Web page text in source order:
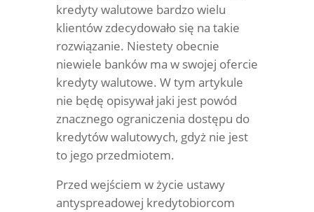
kredyty walutowe bardzo wielu
klientów zdecydowało się na takie
rozwiązanie. Niestety obecnie
niewiele banków ma w swojej ofercie
kredyty walutowe. W tym artykule
nie będę opisywał jaki jest powód
znacznego ograniczenia dostępu do
kredytów walutowych, gdyż nie jest
to jego przedmiotem.
Przed wejściem w życie ustawy
antyspreadowej kredytobiorcom